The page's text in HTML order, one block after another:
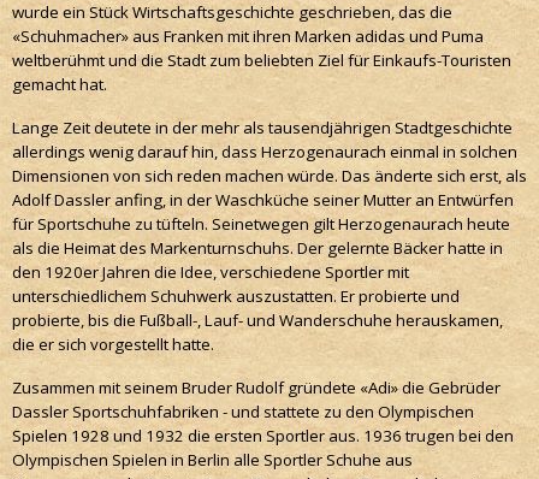
wurde ein Stück Wirtschaftsgeschichte geschrieben, das die
«Schuhmacher» aus Franken mit ihren Marken adidas und Puma
weltberühmt und die Stadt zum beliebten Ziel für Einkaufs-Touristen
gemacht hat.
Lange Zeit deutete in der mehr als tausendjährigen Stadtgeschichte
allerdings wenig darauf hin, dass Herzogenaurach einmal in solchen
Dimensionen von sich reden machen würde. Das änderte sich erst, als
Adolf Dassler anfing, in der Waschküche seiner Mutter an Entwürfen
für Sportschuhe zu tüfteln. Seinetwegen gilt Herzogenaurach heute
als die Heimat des Markenturnschuhs. Der gelernte Bäcker hatte in
den 1920er Jahren die Idee, verschiedene Sportler mit
unterschiedlichem Schuhwerk auszustatten. Er probierte und
probierte, bis die Fußball-, Lauf- und Wanderschuhe herauskamen,
die er sich vorgestellt hatte.
Zusammen mit seinem Bruder Rudolf gründete «Adi» die Gebrüder
Dassler Sportschuhfabriken - und stattete zu den Olympischen
Spielen 1928 und 1932 die ersten Sportler aus. 1936 trugen bei den
Olympischen Spielen in Berlin alle Sportler Schuhe aus